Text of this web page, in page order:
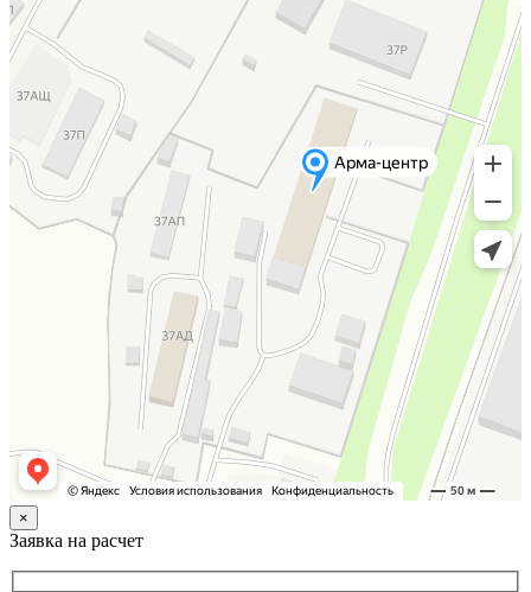
×
Заявка на расчет